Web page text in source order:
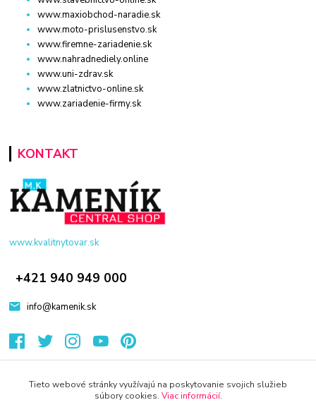
www.maxiobchod-naradie.sk
www.moto-prislusenstvo.sk
www.firemne-zariadenie.sk
www.nahradnediely.online
www.uni-zdrav.sk
www.zlatnictvo-online.sk
www.zariadenie-firmy.sk
KONTAKT
www.kvalitnytovar.sk
+421 940 949 000
info@kamenik.sk
Tieto webové stránky využívajú na poskytovanie svojich služieb
súbory cookies. Viac informácií.